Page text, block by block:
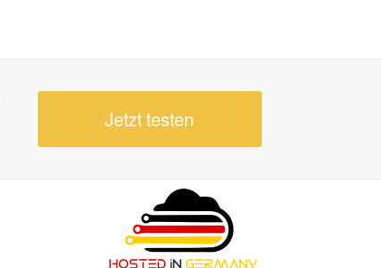
Jetzt testen